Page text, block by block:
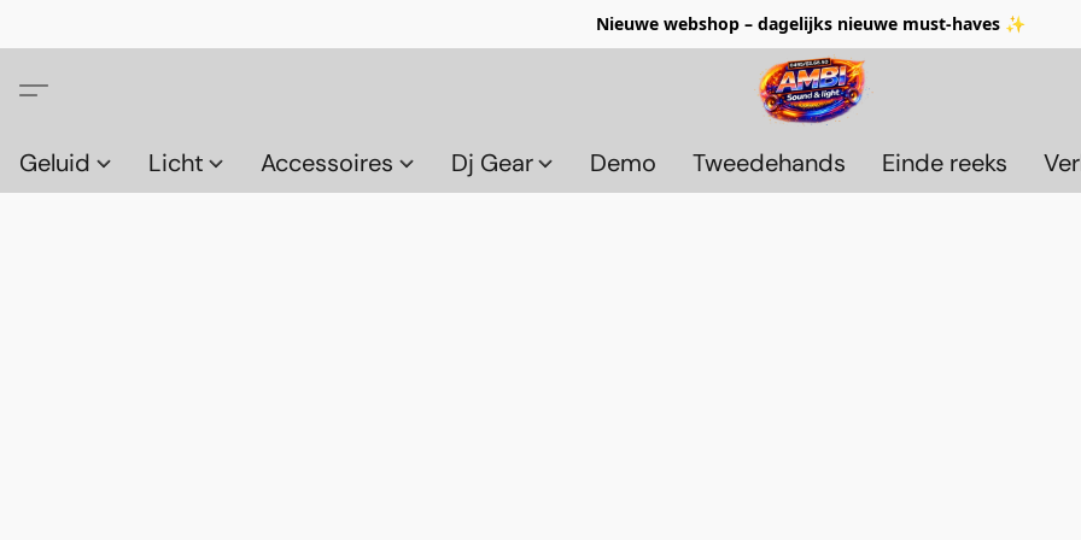
Nieuwe webshop – dagelijks nieuwe must-haves ✨
Geluid Licht Accessoires Dj Gear Demo Tweedehands Einde reeks